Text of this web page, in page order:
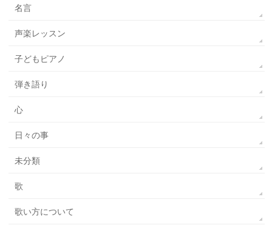
名言
声楽レッスン
子どもピアノ
弾き語り
心
日々の事
未分類
歌
歌い方について